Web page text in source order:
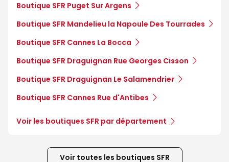
Boutique SFR Puget Sur Argens
Boutique SFR Mandelieu la Napoule Des Tourrades
Boutique SFR Cannes La Bocca
Boutique SFR Draguignan Rue Georges Cisson
Boutique SFR Draguignan Le Salamendrier
Boutique SFR Cannes Rue d'Antibes
Voir les boutiques SFR par département
Voir toutes les boutiques SFR